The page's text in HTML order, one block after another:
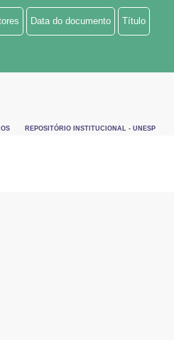
Data do documento Título
REPOSITÓRIO INSTITUCIONAL - UNESP